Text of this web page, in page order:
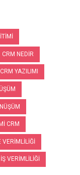
CRM NEDIR
CRM YAZILIMI
CRM
VERIMLILIĞI
IŞ VERIMLILIĞI